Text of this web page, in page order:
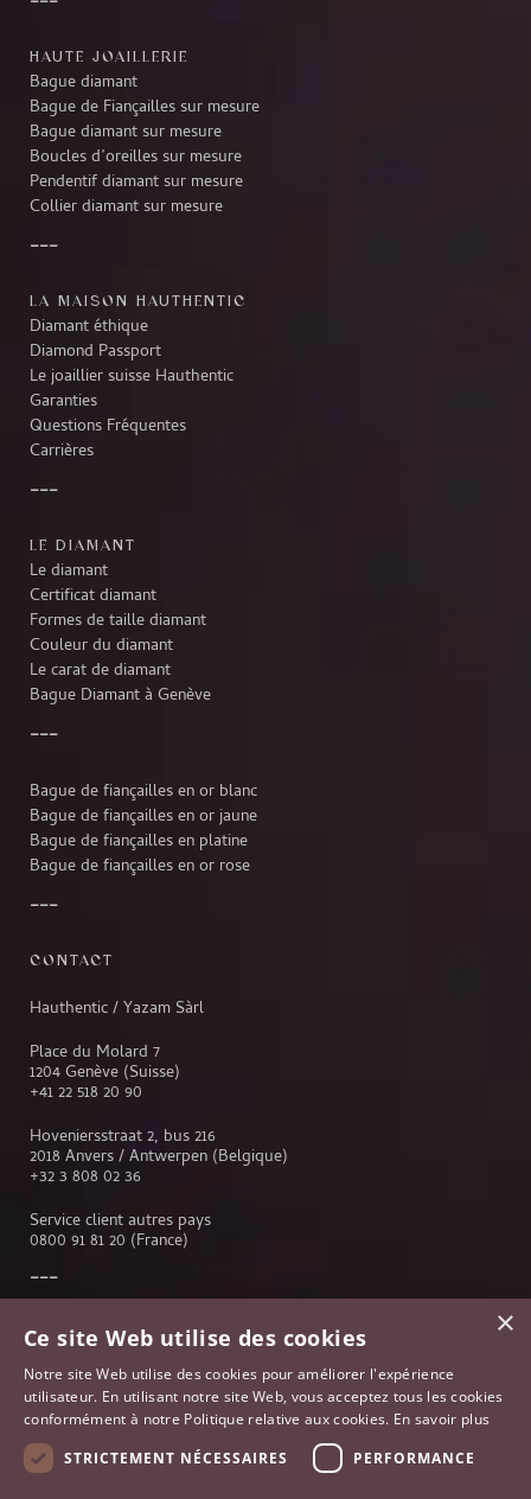
HAUTE JOAILLERIE
Bague diamant
Bague de Fiançailles sur mesure
Bague diamant sur mesure
Boucles d’oreilles sur mesure
Pendentif diamant sur mesure
Collier diamant sur mesure
LA MAISON HAUTHENTIC
Diamant éthique
Diamond Passport
Le joaillier suisse Hauthentic
Garanties
Questions Fréquentes
Carrières
LE DIAMANT
Le diamant
Certificat diamant
Formes de taille diamant
Couleur du diamant
Le carat de diamant
Bague Diamant à Genève
Bague de fiançailles en or blanc
Bague de fiançailles en or jaune
Bague de fiançailles en platine
Bague de fiançailles en or rose
CONTACT
Hauthentic / Yazam Sàrl
Place du Molard 7
1204 Genève (Suisse)
+41 22 518 20 90
Hoveniersstraat 2, bus 216
2018 Anvers / Antwerpen (Belgique)
+32 3 808 02 36
Service client autres pays
0800 91 81 20 (France)
Service client
Lausanne
Anvers
Paris
×
Ce site Web utilise des cookies
Notre site Web utilise des cookies pour améliorer l'expérience
utilisateur. En utilisant notre site Web, vous acceptez tous les cookies
conformément à notre Politique relative aux cookies. En savoir plus
STRICTEMENT NÉCESSAIRES
PERFORMANCE